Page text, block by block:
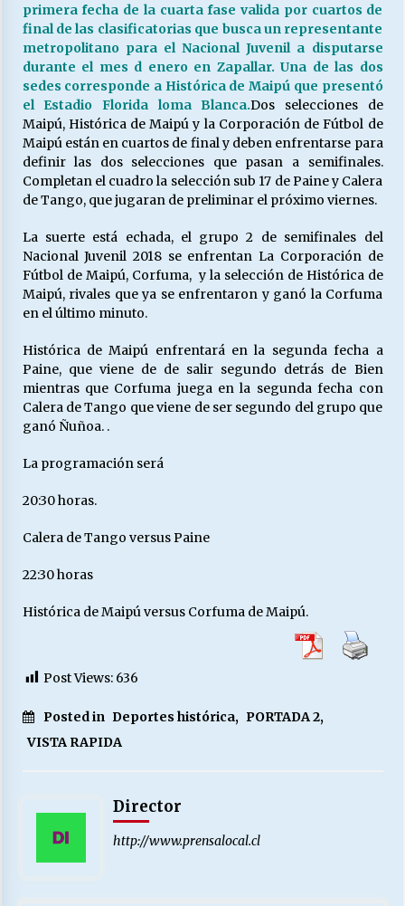
28/05/2026
Releyendo la Rerum Novarum a 135 años. “La
cuestión social hoy”.
16/05/2026
S.O.S. a los ricos, Save Our Souls (Salvar
Nuestras Almas)
30/04/2026
¿Asesores con doble sueldo?
18/04/2026
06/04/2026
primera fecha de la cuarta fase valida por cuartos de
final de las clasificatorias que busca un representante
metropolitano para el Nacional Juvenil a disputarse
durante el mes d enero en Zapallar. Una de las dos
sedes corresponde a Histórica de Maipú que presentó
el Estadio Florida loma Blanca.Dos selecciones de
Maipú, Histórica de Maipú y la Corporación de Fútbol de
Maipú están en cuartos de final y deben enfrentarse para
definir las dos selecciones que pasan a semifinales.
Completan el cuadro la selección sub 17 de Paine y Calera
de Tango, que jugaran de preliminar el próximo viernes.
La suerte está echada, el grupo 2 de semifinales del
Nacional Juvenil 2018 se enfrentan La Corporación de
Fútbol de Maipú, Corfuma, y la selección de Histórica de
Maipú, rivales que ya se enfrentaron y ganó la Corfuma
en el último minuto.
Histórica de Maipú enfrentará en la segunda fecha a
Paine, que viene de de salir segundo detrás de Bien
mientras que Corfuma juega en la segunda fecha con
Calera de Tango que viene de ser segundo del grupo que
ganó Ñuñoa. .
La programación será
20:30 horas.
Calera de Tango versus Paine
22:30 horas
Histórica de Maipú versus Corfuma de Maipú.
Post Views: 636
Posted in Deportes histórica, PORTADA 2,
VISTA RAPIDA
Director
http://www.prensalocal.cl